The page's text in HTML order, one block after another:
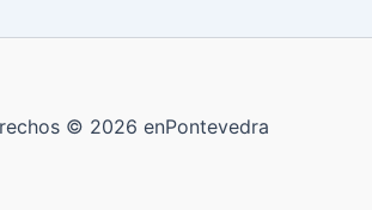
© 2026 enPontevedra